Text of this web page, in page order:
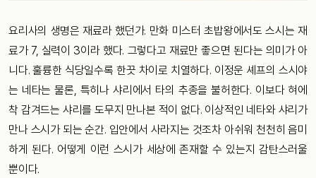
요리사의 생명은 재료라 했던가. 만화 미스터 초밥왕에서도 스시는 재
료가 7, 실력이 3이라 했다. 그렇다고 재료만 좋으면 된다는 의미가 아
니다. 훌륭한 식당일수록 한끗 차이로 치열하다. 이정운 셰프의 스시야
는 네타는 물론, 특히나 샤리에서 타의 추종을 불허한다. 이보다 혀에
착 감겨드는 샤리를 도무지 만나본 적이 없다. 이상적인 네타와 샤리가
만나 스시가 되는 순간. 입안에서 사라지는 것조차 아쉬워 천천히 음미
하게 된다. 어떻게 이런 스시가 세상에 존재할 수 있는지 감탄스러울
뿐이다.